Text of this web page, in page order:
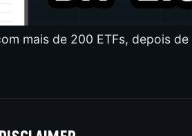
mais de 200 ETFs, depois